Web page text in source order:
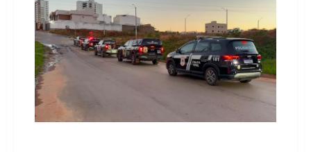
contraste
entre
as
pretensões
estaduais
e
o